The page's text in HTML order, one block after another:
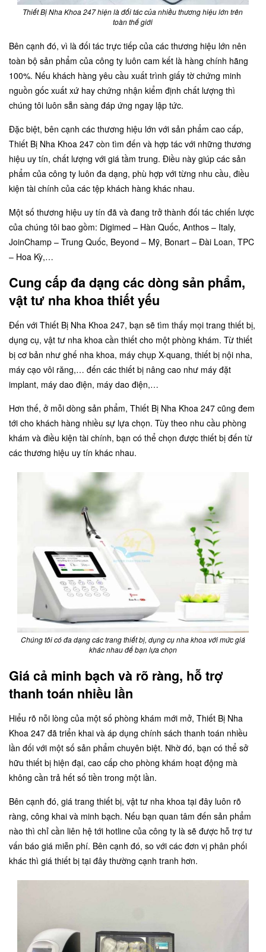
Thiết Bị Nha Khoa 247 hiện là đối tác của nhiều thương hiệu lớn trên
toàn thế giới
Bên cạnh đó, vì là đối tác trực tiếp của các thương hiệu lớn nên
toàn bộ sản phẩm của công ty luôn cam kết là hàng chính hãng
100%. Nếu khách hàng yêu cầu xuất trình giấy tờ chứng minh
nguồn gốc xuất xứ hay chứng nhận kiểm định chất lượng thì
chúng tôi luôn sẵn sàng đáp ứng ngay lập tức.
Đặc biệt, bên cạnh các thương hiệu lớn với sản phẩm cao cấp,
Thiết Bị Nha Khoa 247 còn tìm đến và hợp tác với những thương
hiệu uy tín, chất lượng với giá tầm trung. Điều này giúp các sản
phẩm của công ty luôn đa dạng, phù hợp với từng nhu cầu, điều
kiện tài chính của các tệp khách hàng khác nhau.
Một số thương hiệu uy tín đã và đang trở thành đối tác chiến lược
của chúng tôi bao gồm: Digimed – Hàn Quốc, Anthos – Italy,
JoinChamp – Trung Quốc, Beyond – Mỹ, Bonart – Đài Loan, TPC
– Hoa Kỳ,…
Cung cấp đa dạng các dòng sản phẩm,
vật tư nha khoa thiết yếu
Đến với Thiết Bị Nha Khoa 247, bạn sẽ tìm thấy mọi trang thiết bị,
dụng cụ, vật tư nha khoa cần thiết cho một phòng khám. Từ thiết
bị cơ bản như ghế nha khoa, máy chụp X-quang, thiết bị nội nha,
máy cạo vôi răng,… đến các thiết bị nâng cao như máy đặt
implant, máy dao điện, máy dao điện,…
Hơn thế, ở mỗi dòng sản phẩm, Thiết Bị Nha Khoa 247 cũng đem
tới cho khách hàng nhiều sự lựa chọn. Tùy theo nhu cầu phòng
khám và điều kiện tài chính, bạn có thể chọn được thiết bị đến từ
các thương hiệu uy tín khác nhau.
Chúng tôi có đa dạng các trang thiết bị, dụng cụ nha khoa với mức giá
khác nhau để bạn lựa chọn
Giá cả minh bạch và rõ ràng, hỗ trợ
thanh toán nhiều lần
Hiểu rõ nỗi lòng của một số phòng khám mới mở, Thiết Bị Nha
Khoa 247 đã triển khai và áp dụng chính sách thanh toán nhiều
lần đối với một số sản phẩm chuyên biệt. Nhờ đó, bạn có thể sở
hữu thiết bị hiện đại, cao cấp cho phòng khám hoạt động mà
không cần trả hết số tiền trong một lần.
Bên cạnh đó, giá trang thiết bị, vật tư nha khoa tại đây luôn rõ
ràng, công khai và minh bạch. Nếu bạn quan tâm đến sản phẩm
nào thì chỉ cần liên hệ tới hotline của công ty là sẽ được hỗ trợ tư
vấn báo giá miễn phí. Bên cạnh đó, so với các đơn vị phân phối
khác thì giá thiết bị tại đây thường cạnh tranh hơn.